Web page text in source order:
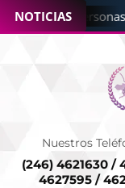
NOTICIAS
CEDHT a personas
Nuestros
(246) 4621630 /
4627595 /